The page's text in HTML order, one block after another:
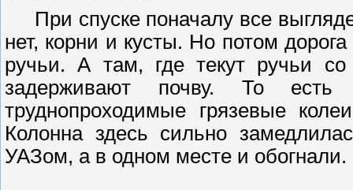
При спуске поначалу все
нет, корни и кусты. Но потом дорога
ручьи. А там, где текут ручьи
задерживают почву. То есть
труднопроходимые грязевые
Колонна здесь сильно
УАЗом, а в одном месте и обогнали.